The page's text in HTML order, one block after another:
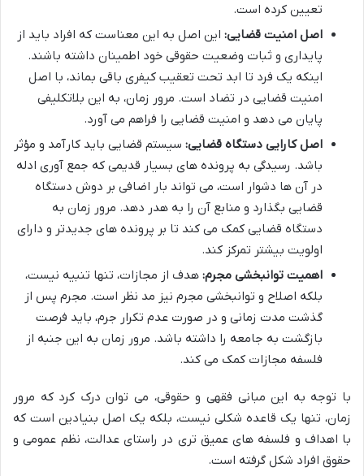
تعیین کرده است.
اصل امنیت قضایی: این اصل به این معناست که افراد باید از
پایداری و ثبات وضعیت حقوقی خود اطمینان داشته باشند.
اینکه یک فرد تا ابد تحت تعقیب کیفری باقی بماند، با اصل
امنیت قضایی در تضاد است. مرور زمان، به این بلاتکلیفی
پایان می دهد و امنیت قضایی را فراهم می آورد.
اصل کارایی دستگاه قضایی: سیستم قضایی باید کارآمد و مؤثر
باشد. رسیدگی به پرونده های بسیار قدیمی که جمع آوری ادله
در آن ها دشوار است، می تواند بار اضافی بر دوش دستگاه
قضایی بگذارد و منابع آن را به هدر دهد. مرور زمان به
دستگاه قضایی کمک می کند تا بر پرونده های جدیدتر و دارای
اولویت بیشتر تمرکز کند.
اهمیت توانبخشی مجرم: هدف از مجازات، تنها تنبیه نیست،
بلکه اصلاح و توانبخشی مجرم نیز مد نظر است. مجرم پس از
گذشت مدت زمانی و در صورت عدم تکرار جرم، باید فرصت
بازگشت به جامعه را داشته باشد. مرور زمان به این جنبه از
فلسفه مجازات کمک می کند.
با توجه به این مبانی فقهی و حقوقی، می توان درک کرد که مرور
زمان، تنها یک قاعده شکلی نیست، بلکه یک اصل بنیادین است که
با اهداف و فلسفه های عمیق تری در راستای عدالت، نظم عمومی و
حقوق افراد شکل گرفته است.